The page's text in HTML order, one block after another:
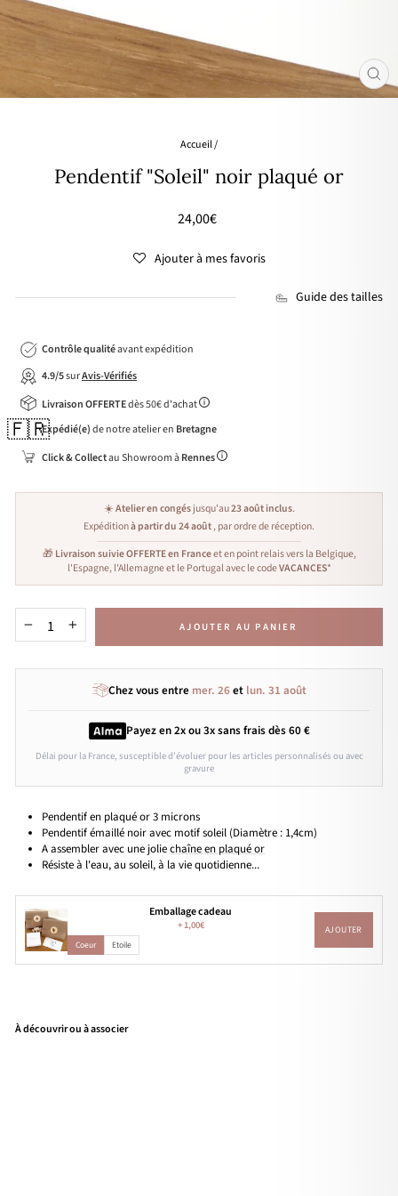
Accueil/
Pendentif "Soleil" noir plaqué or
Prix
24,00€
Ajouter à mes favoris
Guide des tailles
Contrôle qualitéavant expédition
4.9/5surAvis-Vérifiés
Livraison OFFERTEdès 50€ d'achat
🇫🇷Expédié(e)de notre atelier en Bretagne
Click & Collectau Showroom àRennes
☀️Atelier en congésjusqu'au23 août inclus.
Expéditionà partir du 24 août, par ordre de réception.
🎁 Livraison suivie OFFERTE en Franceet en point relais vers la Belgique,
l'Espagne, l'Allemagne et le Portugal avec le codeVACANCES*
+ AJOUTER AU PANIER
Chez vous entre mer. 26et lun. 31 août
Payez en 2x ou 3xsans fraisdès 60 €
Délai pour la France, susceptible d'évoluer pour les articles personnalisés ou avec
gravure
Pendentif en plaqué or 3 microns
Pendentif émaillé noir avec motif soleil (Diamètre : 1,4cm)
A assembler avec une joliechaîne en plaqué or
Résiste à l'eau, au soleil, à la vie quotidienne...
Emballage cadeau
+1,00€
Coeur Etoile
AJOUTER
À découvrir ou à associer